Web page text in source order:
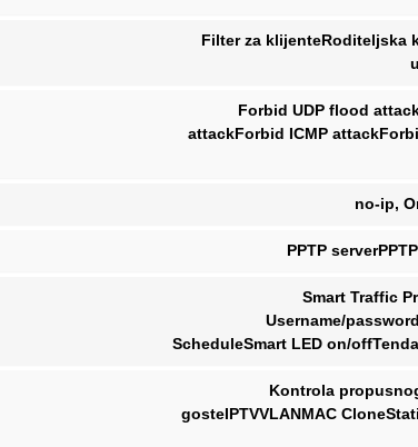
Filter za klijenteRoditeljska
Forbid UDP flood
attackForbid ICMP
no-ip,
PPTP
Smart Traffic
Username/
ScheduleSmart LED on/
Kontrola
gosteIPTVVLANMAC